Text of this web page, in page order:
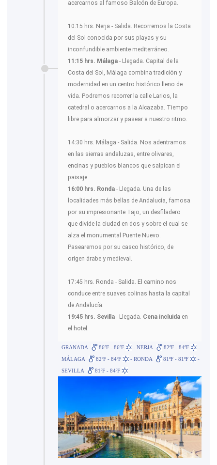
acercarnos al famoso Balcón de Europa.
10:15 hrs. Nerja - Salida. Recorremos la Costa
del Sol conocida por sus playas y su
inconfundible ambiente mediterráneo.
11:15 hrs. Málaga - Llegada. Capital de la
Costa del Sol, Málaga combina tradición y
modernidad en un centro histórico lleno de
vida. Podremos recorrer la calle Larios, la
catedral o acercarnos a la Alcazaba. Tiempo
libre para almorzar y pasear a nuestro ritmo.
14:30 hrs. Málaga - Salida. Nos adentramos
en las sierras andaluzas, entre olivares,
encinas y pueblos blancos que salpican el
paisaje.
16:00 hrs. Ronda - Llegada. Una de las
localidades más bellas de Andalucía, famosa
por su impresionante Tajo, un desfiladero
que divide la ciudad en dos y sobre el cual se
alza el monumental Puente Nuevo.
Pasearemos por su casco histórico, de
origen árabe y medieval.
17:45 hrs. Ronda - Salida. El camino nos
conduce entre suaves colinas hasta la capital
de Andalucía.
19:45 hrs. Sevilla - Llegada. Cena incluida en
el hotel.
GRANADA 86ºF - 86ºF - NERJA 82ºF - 84ºF
-
MÁLAGA
82ºF - 84ºF - RONDA 81ºF - 81ºF
-
SEVILLA
81ºF - 84ºF